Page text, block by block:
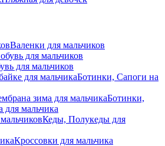
Валенки для мальчиков
для мальчиков
Ботинки, Сапоги на
Ботинки,
мальчика
Кеды, Полукеды для
Кроссовки для мальчика